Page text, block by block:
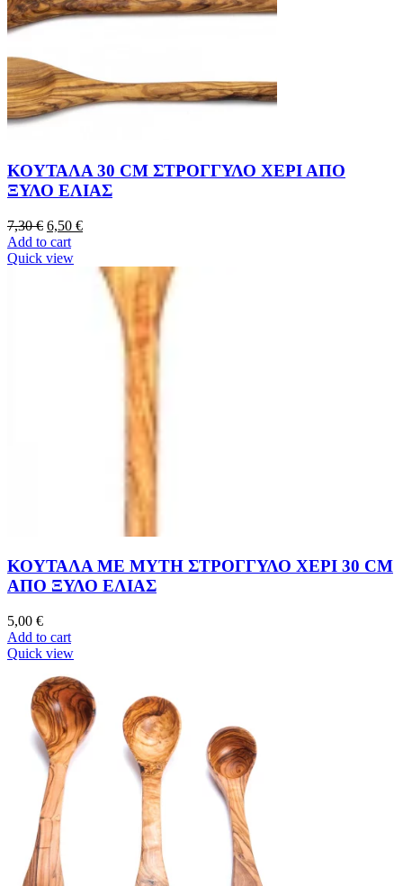
ΚΟΥΤΑΛΑ 30 CM ΣΤΡΟΓΓΥΛΟ ΧΕΡΙ ΑΠΟ
ΞΥΛΟ ΕΛΙΑΣ
7,30€ 6,50 €
Add to cart
Quick view
ΚΟΥΤΑΛΑ ΜΕ ΜΥΤΗ ΣΤΡΟΓΓΥΛΟ ΧΕΡΙ 30 CM
ΑΠΟ ΞΥΛΟ ΕΛΙΑΣ
5,00 €
Add to cart
Quick view